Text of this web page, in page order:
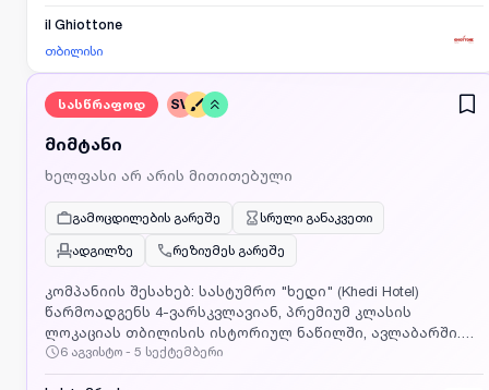
ერთხელ.საკვალიფიკაციო მოთხოვნა: სასურველია
მსგავს პოზიციაზე მუშაობის
დაგვიკავშირდით ნომერზე.
il Ghiottone
თბილისი
სასწრაფოდ SV
მიმტანი
ხელფასი არ არის მითითებული
გამოცდილების გარეშე
სრული განაკვეთი
ადგილზე
რეზიუმეს გარეშე
კომპანიის შესახებ: სასტუმრო "ხედი" (Khedi Hotel)
წარმოადგენს 4-ვარსკვლავიან, პრემიუმ კლასის
ლოკაციას თბილისის ისტორიულ ნაწილში, ავლაბარში.
სასტუმრო აერთიანებს 57 დახვეწილ ნომერს და 2
მაღალი კლასის რესტორანს. რესტორან "ხედში"
6 აგვისტო - 5 სექტემბერი